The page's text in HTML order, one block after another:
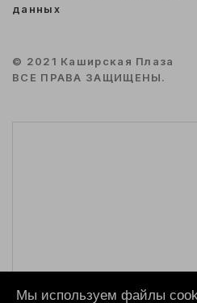
данных
© 2021 Каширская Плаза
ВСЕ ПРАВА ЗАЩИЩЕНЫ.